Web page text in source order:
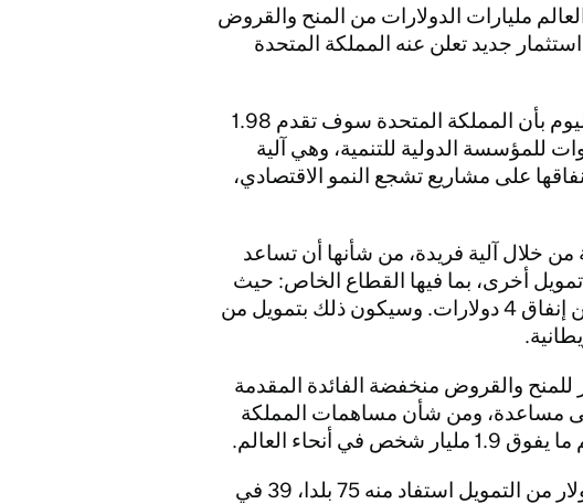
مليارات الدولارات من المنح والقروض
جديد تعلن عنه المملكة المتحدة
أعلنت وزيرة شؤون التنمية أنيليز دودز اليوم بأن المملكة المتحدة سوف تقدم 1.98
للمؤسسة الدولية للتنمية، وهي آلية
على مشاريع تشجع النمو الاقتصادي،
خلال آلية فريدة، من شأنها أن تساعد
أخرى، بما فيها القطاع الخاص: حيث
مقابل كل دولار تتعهد دولة بتقديمه، يمكن إنفاق 4 دولارات. وسيكون ذلك بتمويل من
والقروض منخفضة الفائدة المقدمة
مساعدة، ومن شأن مساهمات المملكة
العالم.
نموذج البنك الدولي هذا قدم 93 مليار دولار من التمويل استفاد منه 75 بلدا، 39 في